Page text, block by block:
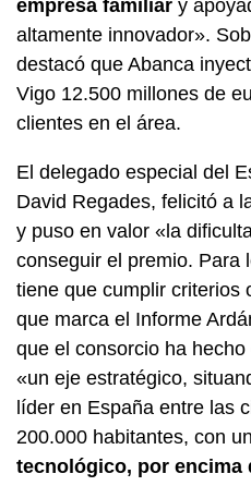
empresa familiar y
altamente innovador».
destacó que Abanca
Vigo 12.500 millones de
clientes en el área.
El delegado especial del
David Regades, felicitó a
y puso en valor «la
conseguir el premio. Para
tiene que cumplir criterios
que marca el Informe
que el consorcio ha
«un eje estratégico,
líder en España entre las
200.000 habitantes, con un
tecnológico, por encima